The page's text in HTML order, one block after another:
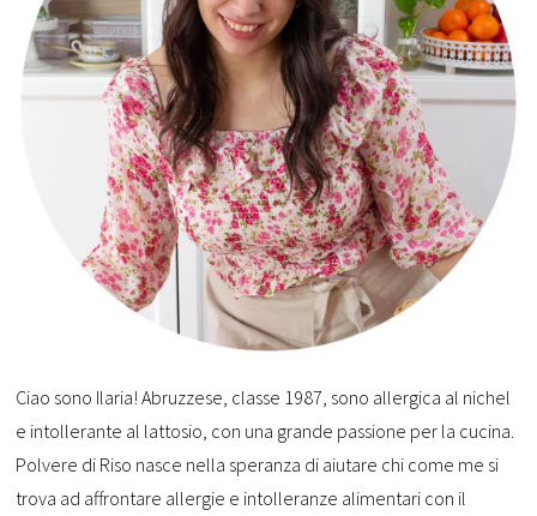
Ciao sono Ilaria! Abruzzese, classe 1987, sono allergica al nichel
e intollerante al lattosio, con una grande passione per la cucina.
Polvere di Riso nasce nella speranza di aiutare chi come me si
trova ad affrontare allergie e intolleranze alimentari con il